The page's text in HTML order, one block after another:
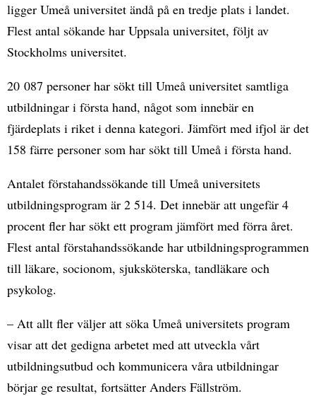
ligger Umeå universitet ändå på en tredje plats i landet.
Flest antal sökande har Uppsala universitet, följt av
Stockholms universitet.
20 087 personer har sökt till Umeå universitet samtliga
utbildningar i första hand, något som innebär en
fjärdeplats i riket i denna kategori. Jämfört med ifjol är det
158 färre personer som har sökt till Umeå i första hand.
Antalet förstahandssökande till Umeå universitets
utbildningsprogram är 2 514. Det innebär att ungefär 4
procent fler har sökt ett program jämfört med förra året.
Flest antal förstahandssökande har utbildningsprogrammen
till läkare, socionom, sjuksköterska, tandläkare och
psykolog.
– Att allt fler väljer att söka Umeå universitets program
visar att det gedigna arbetet med att utveckla vårt
utbildningsutbud och kommunicera våra utbildningar
börjar ge resultat, fortsätter Anders Fällström.